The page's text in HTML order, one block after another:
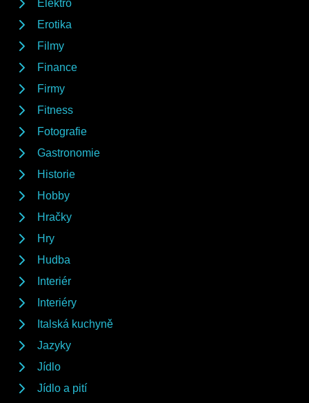
Elektro
Erotika
Filmy
Finance
Firmy
Fitness
Fotografie
Gastronomie
Historie
Hobby
Hračky
Hry
Hudba
Interiér
Interiéry
Italská kuchyně
Jazyky
Jídlo
Jídlo a pití